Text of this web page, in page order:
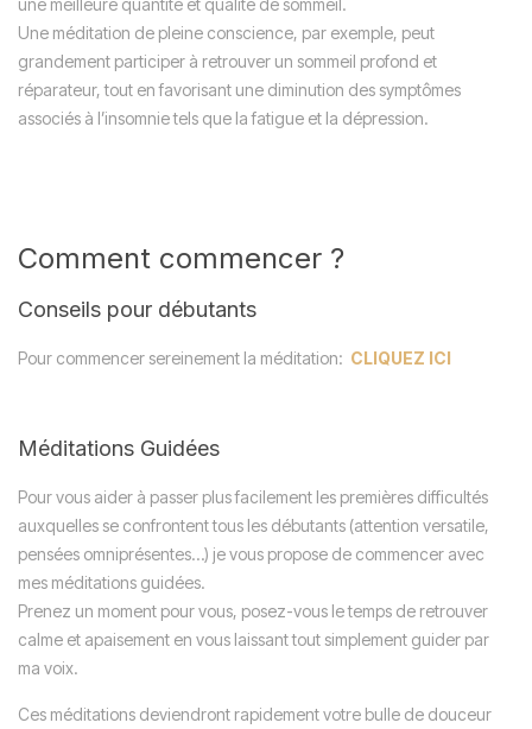
Une méditation de pleine conscience, par exemple, peut
grandement participer à retrouver un sommeil profond et
réparateur, tout en favorisant une diminution des symptômes
associés à l’insomnie tels que la fatigue et la dépression.
Comment commencer ?
Conseils pour débutants
Pour commencer sereinement la méditation: CLIQUEZ ICI
Méditations Guidées
Pour vous aider à passer plus facilement les premières difficultés
auxquelles se confrontent tous les débutants (attention versatile,
pensées omniprésentes…) je vous propose de commencer avec
mes méditations guidées.
Prenez un moment pour vous, posez-vous le temps de retrouver
calme et apaisement en vous laissant tout simplement guider par
ma voix.
Ces méditations deviendront rapidement votre bulle de douceur